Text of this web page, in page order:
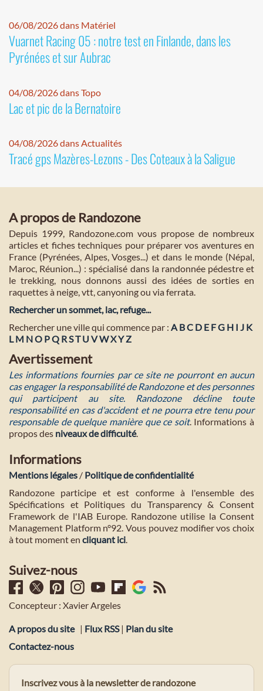
06/08/2026 dans Matériel
Vuarnet Racing 05 : notre test en Finlande, dans les
Pyrénées et sur Aubrac
04/08/2026 dans Topo
Lac et pic de la Bernatoire
04/08/2026 dans Actualités
Tracé gps Mazères-Lezons - Des Coteaux à la Saligue
A propos de Randozone
Depuis 1999, Randozone.com vous propose de nombreux
articles et fiches techniques pour préparer vos aventures en
France (Pyrénées, Alpes, Vosges...) et dans le monde (Népal,
Maroc, Réunion...) : spécialisé dans la randonnée pédestre et
le trekking, nous donnons aussi des idées de sorties en
raquettes à neige, vtt, canyoning ou via ferrata.
Rechercher un sommet, lac, refuge...
Rechercher une ville qui commence par : A BC D E FG H I J K
L M NO PQ RST U VWXYZ
Avertissement
Les informations fournies par ce site ne pourront en aucun
cas engager la responsabilité de Randozone et des personnes
qui participent au site. Randozone décline toute
responsabilité en cas d'accident et ne pourra etre tenu pour
responsable de quelque manière que ce soit. Informations à
propos des niveaux de difficulté.
Informations
Mentions légales / Politique de confidentialité
Randozone participe et est conforme à l'ensemble des
Spécifications et Politiques du Transparency & Consent
Framework de l'IAB Europe. Randozone utilise la Consent
Management Platform n°92. Vous pouvez modifier vos choix
à tout moment en cliquant ici.
Suivez-nous
Concepteur : Xavier Argeles
A propos du site | Flux RSS| Plan du site
Contactez-nous
Inscrivez vous à la newsletter de randozone